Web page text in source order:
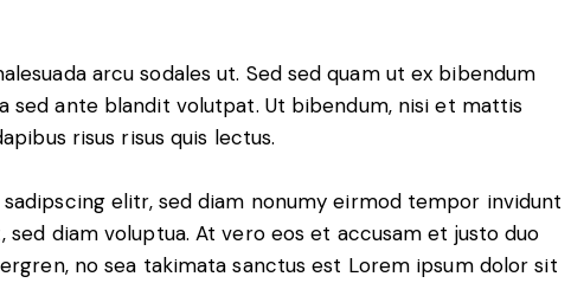
arcu sodales ut. Sed sed quam ut ex bibendum
sed ante blandit volutpat. Ut bibendum, nisi et mattis
risus risus quis lectus.
elitr, sed diam nonumy eirmod tempor invidunt
diam voluptua. At vero eos et accusam et justo duo
no sea takimata sanctus est Lorem ipsum dolor sit